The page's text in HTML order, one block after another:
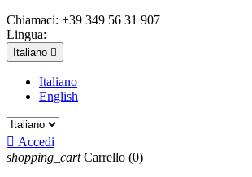
Chiamaci: +39 349 56 31 907
Lingua:
Italiano 
Italiano
English
 Accedi
shopping_cart Carrello (0)